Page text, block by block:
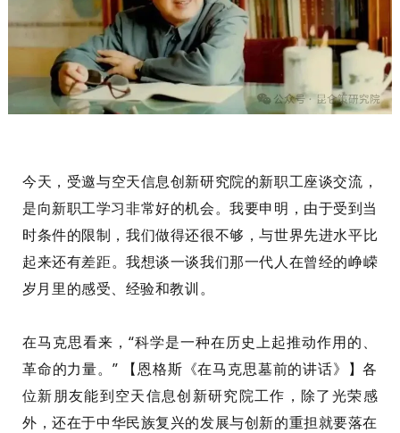
今天 ， 受邀与空天信息创新研究院的新职工座谈交流，
是向新职工学习非常好的机会。我要申明， 由于受到当
时条件的限制，我们做得还很不够 ，与世界先进水平比
起来还有差距。我想谈一谈我们那一代人在曾经的峥嵘
岁月里的感受、 经验和教训。
在马克思看来，“科学是一种在历史上起推动作用的、
革命的力量。”
【恩格斯《在马克思墓前的讲话》】各
位新朋友能到空天信息创新研究院工作，除了光荣感
外 ，还在于中华民族复兴的发展与创新的重担就要落在